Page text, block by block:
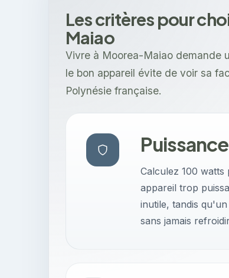
Les critères pour
Maiao
Vivre à Moorea-Maiao demande
le bon appareil évite de voir sa
Polynésie française.
Calculez 100
appareil trop
inutile, tandis
sans jamais